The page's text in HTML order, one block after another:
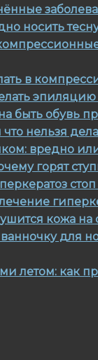
носить
в
эпиляцию
быть обувь
нельзя
вредно
горят
кожа на
для
летом: как